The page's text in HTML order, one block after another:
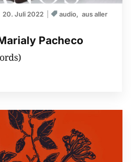
Pacheco
20. Juli 2022 audio
aus aller